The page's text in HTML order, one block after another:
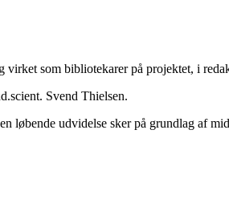
virket som bibliotekarer på projektet, i
Svend Thielsen.
løbende udvidelse sker på grundlag af